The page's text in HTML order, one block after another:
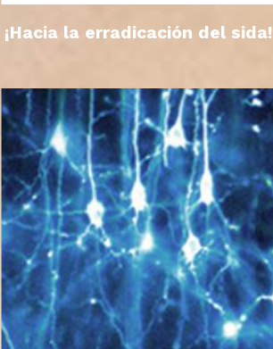
¡Hacia la erradicación del sida!